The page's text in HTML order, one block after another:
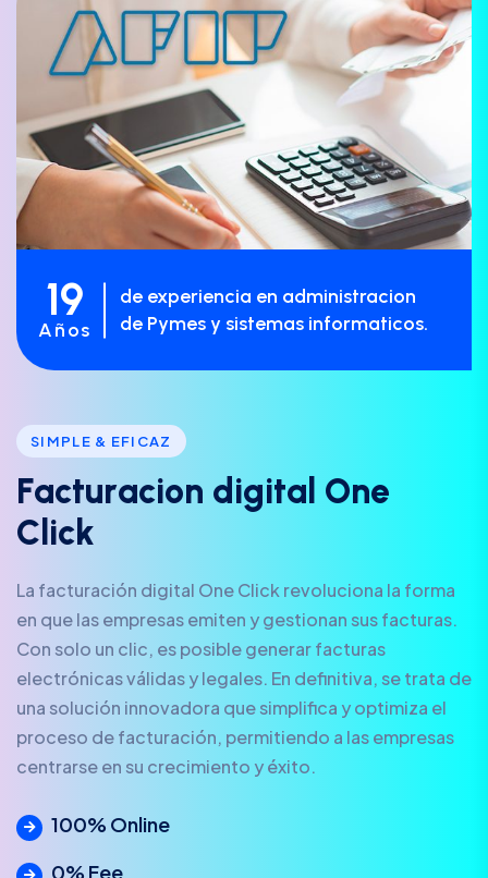
19
Años
de experiencia en administracion
de Pymes y sistemas informaticos.
SIMPLE & EFICAZ
Facturacion d igita One
C ick
La facturación digital One Click revoluciona la forma
en que las empresas emiten y gestionan sus facturas.
Con solo un clic, es posible generar facturas
electrónicas válidas y legales. En definitiva, se trata de
una solución innovadora que simplifica y optimiza el
proceso de facturación, permitiendo a las empresas
centrarse en su crecimiento y éxito.
100% Online
0% Fee